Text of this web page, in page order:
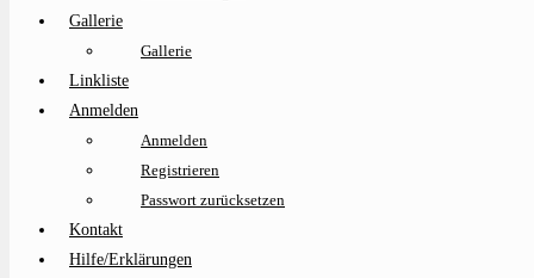
Gallerie
Gallerie
Linkliste
Anmelden
Anmelden
Registrieren
Passwort zurücksetzen
Kontakt
Hilfe/Erklärungen